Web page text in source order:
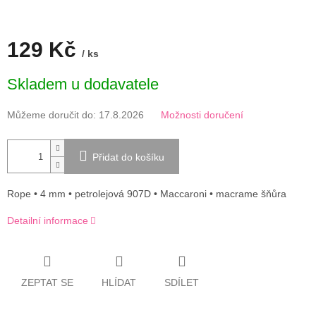
129 Kč / ks
cena:
Skladem u dodavatele
Můžeme doručit do: 17.8.2026 Možnosti doručení
Přidat do košíku
Rope • 4 mm • petrolejová 907D • Maccaroni • macrame šňůra
Detailní informace
ZEPTAT SE HLÍDAT SDÍLET